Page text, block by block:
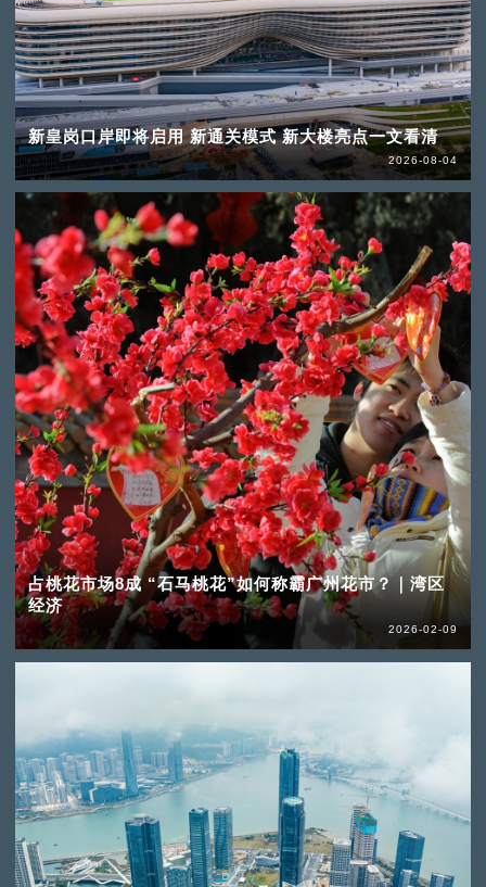
新皇岗口岸即将启用 新通关模式 新大楼亮点一文看清
2026-08-04
占桃花市场8成 “石马桃花”如何称霸广州花市？｜湾区
经济
2026-02-09